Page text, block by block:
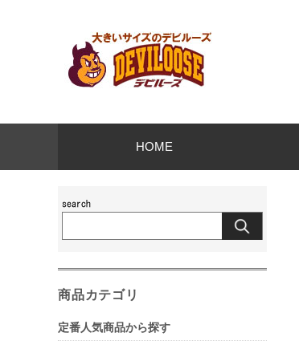
HOME
商品カテゴリ
定番人気商品から探す